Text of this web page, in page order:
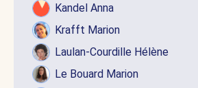
Kandel Anna
Krafft Marion
Laulan-Courdille Hélène
Le Bouard Marion